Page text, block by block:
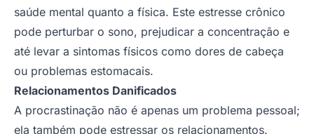
saúde mental quanto a física. Este estresse crônico
pode perturbar o sono, prejudicar a concentração e
até levar a sintomas físicos como dores de cabeça
ou problemas estomacais.
Relacionamentos Danificados
A procrastinação não é apenas um problema pessoal;
ela também pode estressar os relacionamentos.